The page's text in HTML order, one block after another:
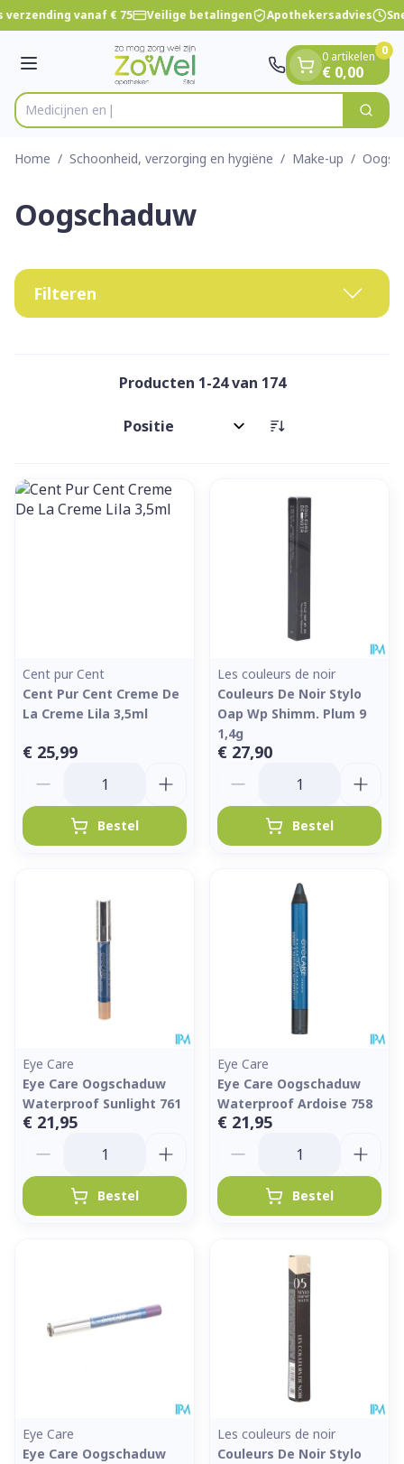
Ga naar de inhoud
1 van 1vanaf € 75 Veilige betalingen Apothekersadvies
Menu
Product, merk, categorie... Zoek
0 artikelen
€ 0,00
0
Home / Schoonheid, verzorging en hygiëne / Make-up /
Oogschaduw
Filteren
Producten 1-24van 174
Sorteer op:
Cent pur Cent
Cent Pur Cent Creme De
La Creme Lila 3,5ml
€ 25,99
Bestel
Les couleurs de noir
Couleurs De Noir Stylo
Oap Wp Shimm. Plum 9
1,4g
€ 27,90
Bestel
Eye Care
Eye Care Oogschaduw
Waterproof Sunlight 761
€ 21,95
Bestel
Eye Care
Eye Care Oogschaduw
Waterproof Ardoise 758
€ 21,95
Bestel
Eye Care
Eye Care Oogschaduw
Les couleurs de noir
Couleurs De Noir Stylo